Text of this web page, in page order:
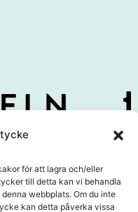
för att lagra och/eller
till detta kan vi behandla
webbplats. Om du inte
kan detta påverka vissa